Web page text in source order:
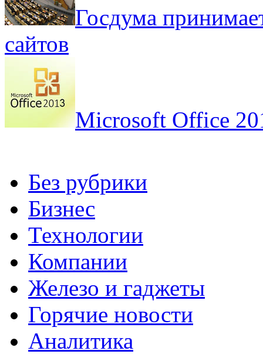
Госдума
сайтов
Microsoft Office
Без рубрики
Бизнес
Технологии
Компании
Железо и гаджеты
Горячие новости
Аналитика